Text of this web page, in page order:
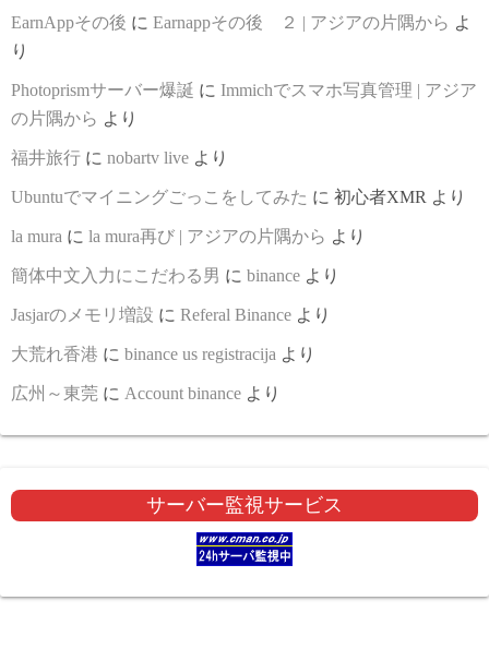
EarnAppその後 に Earnappその後 ２ | アジアの片隅から よ
り
Photoprismサーバー爆誕 に Immichでスマホ写真管理 | アジア
の片隅から より
福井旅行 に nobartv live より
Ubuntuでマイニングごっこをしてみた に 初心者XMR より
la mura に la mura再び | アジアの片隅から より
簡体中文入力にこだわる男 に binance より
Jasjarのメモリ増設 に Referal Binance より
大荒れ香港 に binance us registracija より
広州～東莞 に Account binance より
サーバー監視サービス